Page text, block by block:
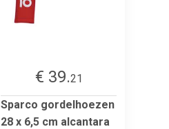
€ 39.21
Sparco gordelhoezen
28 x 6,5 cm alcantara